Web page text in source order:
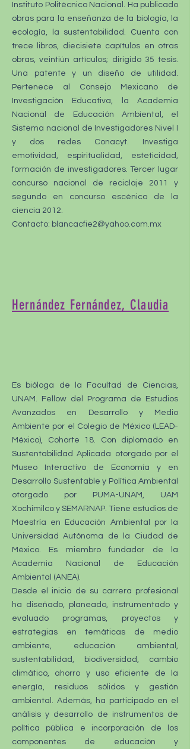
Instituto Politécnico Nacional. Ha publicado
obras para la enseñanza de la biología, la
ecología, la sustentabilidad. Cuenta con
trece libros, diecisiete capítulos en otras
obras, veintiún artículos; dirigido 35 tesis.
Una patente y un diseño de utilidad.
Pertenece al Consejo Mexicano de
Investigación Educativa, la Academia
Nacional de Educación Ambiental, el
Sistema nacional de Investigadores Nivel I
y dos redes Conacyt. Investiga
emotividad, espiritualidad, esteticidad,
formación de investigadores. Tercer lugar
concurso nacional de reciclaje 2011 y
segundo en concurso escénico de la
ciencia 2012.
Contacto: blancacfie2@yahoo.com.mx
Hernández Fernández, Claudia
Es bióloga de la Facultad de Ciencias,
UNAM. Fellow del Programa de Estudios
Avanzados en Desarrollo y Medio
Ambiente por el Colegio de México (LEAD-
México), Cohorte 18. Con diplomado en
Sustentabilidad Aplicada otorgado por el
Museo Interactivo de Economía y en
Desarrollo Sustentable y Política Ambiental
otorgado por PUMA-UNAM, UAM
Xochimilco y SEMARNAP. Tiene estudios de
Maestría en Educación Ambiental por la
Universidad Autónoma de la Ciudad de
México. Es miembro fundador de la
Academia Nacional de Educación
Ambiental (ANEA).
Desde el inicio de su carrera profesional
ha diseñado, planeado, instrumentado y
evaluado programas, proyectos y
estrategias en temáticas de medio
ambiente, educación ambiental,
sustentabilidad, biodiversidad, cambio
climático, ahorro y uso eficiente de la
energía, residuos sólidos y gestión
ambiental. Además, ha participado en el
análisis y desarrollo de instrumentos de
política pública e incorporación de los
componentes de educación y